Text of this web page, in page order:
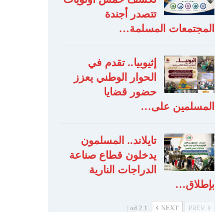
تتصدر أجندة
المجتمعات المسلمة…
إثيوبيا.. تقدم في
الحوار الوطني يعزز
حضور قضايا
المسلمين على…
تايلاند.. المسلمون
يدخلون قطاع صناعة
الدراجات النارية
بإطلاق…
NEXT
1 od 2 |